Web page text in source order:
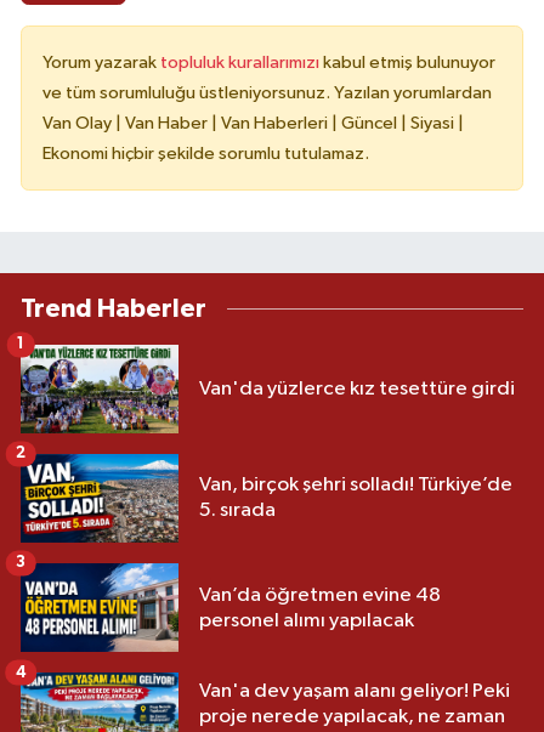
Yorum yazarak topluluk kurallarımızı kabul etmiş bulunuyor
ve tüm sorumluluğu üstleniyorsunuz. Yazılan yorumlardan
Van Olay | Van Haber | Van Haberleri | Güncel | Siyasi |
Ekonomi hiçbir şekilde sorumlu tutulamaz.
Trend Haberler
Van'da yüzlerce kız tesettüre girdi
1
Van, birçok şehri solladı! Türkiye’de
5. sırada
2
Van’da öğretmen evine 48
personel alımı yapılacak
3
Van'a dev yaşam alanı geliyor! Peki
proje nerede yapılacak, ne zaman
4